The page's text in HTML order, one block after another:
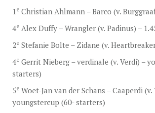
1 e Christian Ahlmann – Barco (v.
4e Alex Duffy – Wrangler (v. Padinus) –
2e Stefanie Bolte – Zidane (v.
4e Gerrit Nieberg – verdinale (v. Verdi) –
starters)
5e Woet-Jan van der Schans – Caaperdi (v.
youngstercup (60- starters)